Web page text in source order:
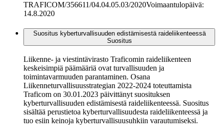
TRAFICOM/356611/04.04.05.03/2020Voimaantulopäivä:
14.8.2020
Suositus kyberturvallisuuden edistämisestä raideliikenteessä
Suositus
Liikenne- ja viestintävirasto Traficomin raideliikenteen
keskeisimpiä päämääriä ovat turvallisuuden ja
toimintavarmuuden parantaminen. Osana
Liikenneturvallisuusstrategian 2022-2024 toteuttamista
Traficom on 30.01.2023 päivittänyt suosituksen
kyberturvallisuuden edistämisestä raideliikenteessä. Suositus
sisältää perustietoa kyberturvallisuudesta raideliikenteessä ja
tuo esiin keinoja kyberturvallisuusuhkiin varautumiseksi.